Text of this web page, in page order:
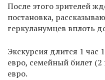
После этого зрителей
постановка,
геркуланумцев вплоть
Экскурсия длится 1 час
евро, семейный билет
евро.